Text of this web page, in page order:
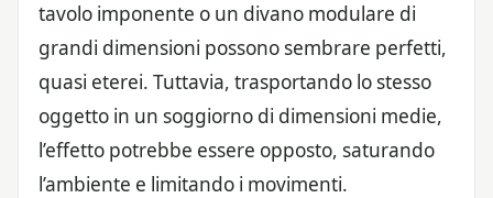
tavolo imponente o un divano modulare di
grandi dimensioni possono sembrare perfetti,
quasi eterei. Tuttavia, trasportando lo stesso
oggetto in un soggiorno di dimensioni medie,
l’effetto potrebbe essere opposto, saturando
l’ambiente e limitando i movimenti.